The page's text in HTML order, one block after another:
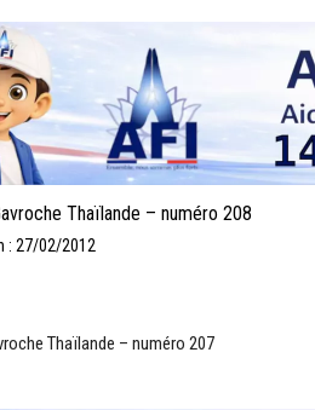
Thaïlande – numéro 208
: 27/02/2012
Thaïlande – numéro 207